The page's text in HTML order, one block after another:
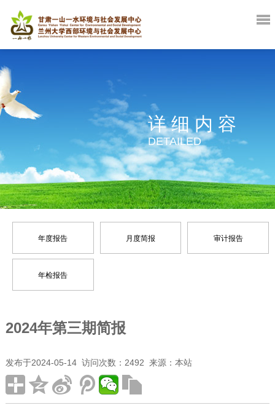
详细内容
DETAILED
年度报告 月度简报 审计报告
年检报告
2024年第三期简报
发布于2024-05-14 访问次数：2492 来源：本站